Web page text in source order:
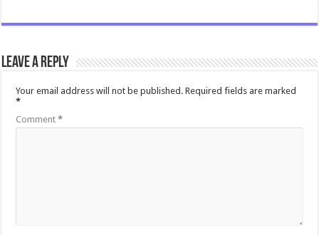
Leave a Reply
Your email address will not be published. Required fields are marked
*
Comment*